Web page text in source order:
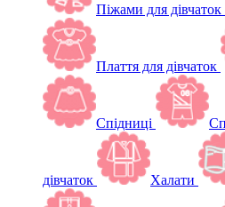
Піжами для дівчаток
Плаття для дівчаток
Спідниці
дівчаток Халати